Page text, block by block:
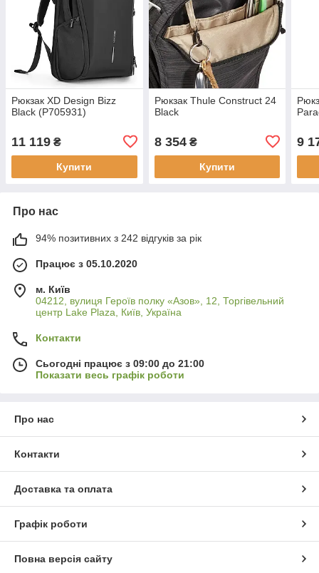
Рюкзак XD Design Bizz
Black (P705931)
11 119 ₴
Купити
Рюкзак Thule Construct 24
Black
8 354₴
Купити
9
Про нас
94% позитивних з 242 відгуків за рік
Працює з 05.10.2020
м. Київ
04212, вулиця Героїв полку «Азов», 12, Торгівельний
центр Lake Plaza, Київ, Україна
Контакти
Сьогодні працює з 09:00 до 21:00
Показати весь графік роботи
Про нас
Контакти
Доставка та оплата
Графік роботи
Повна версія сайту